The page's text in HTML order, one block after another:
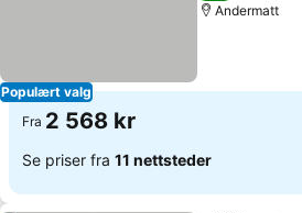
Populært valg
Andermatt
Fra 2 568 kr
Se priser fra 11 nettsteder